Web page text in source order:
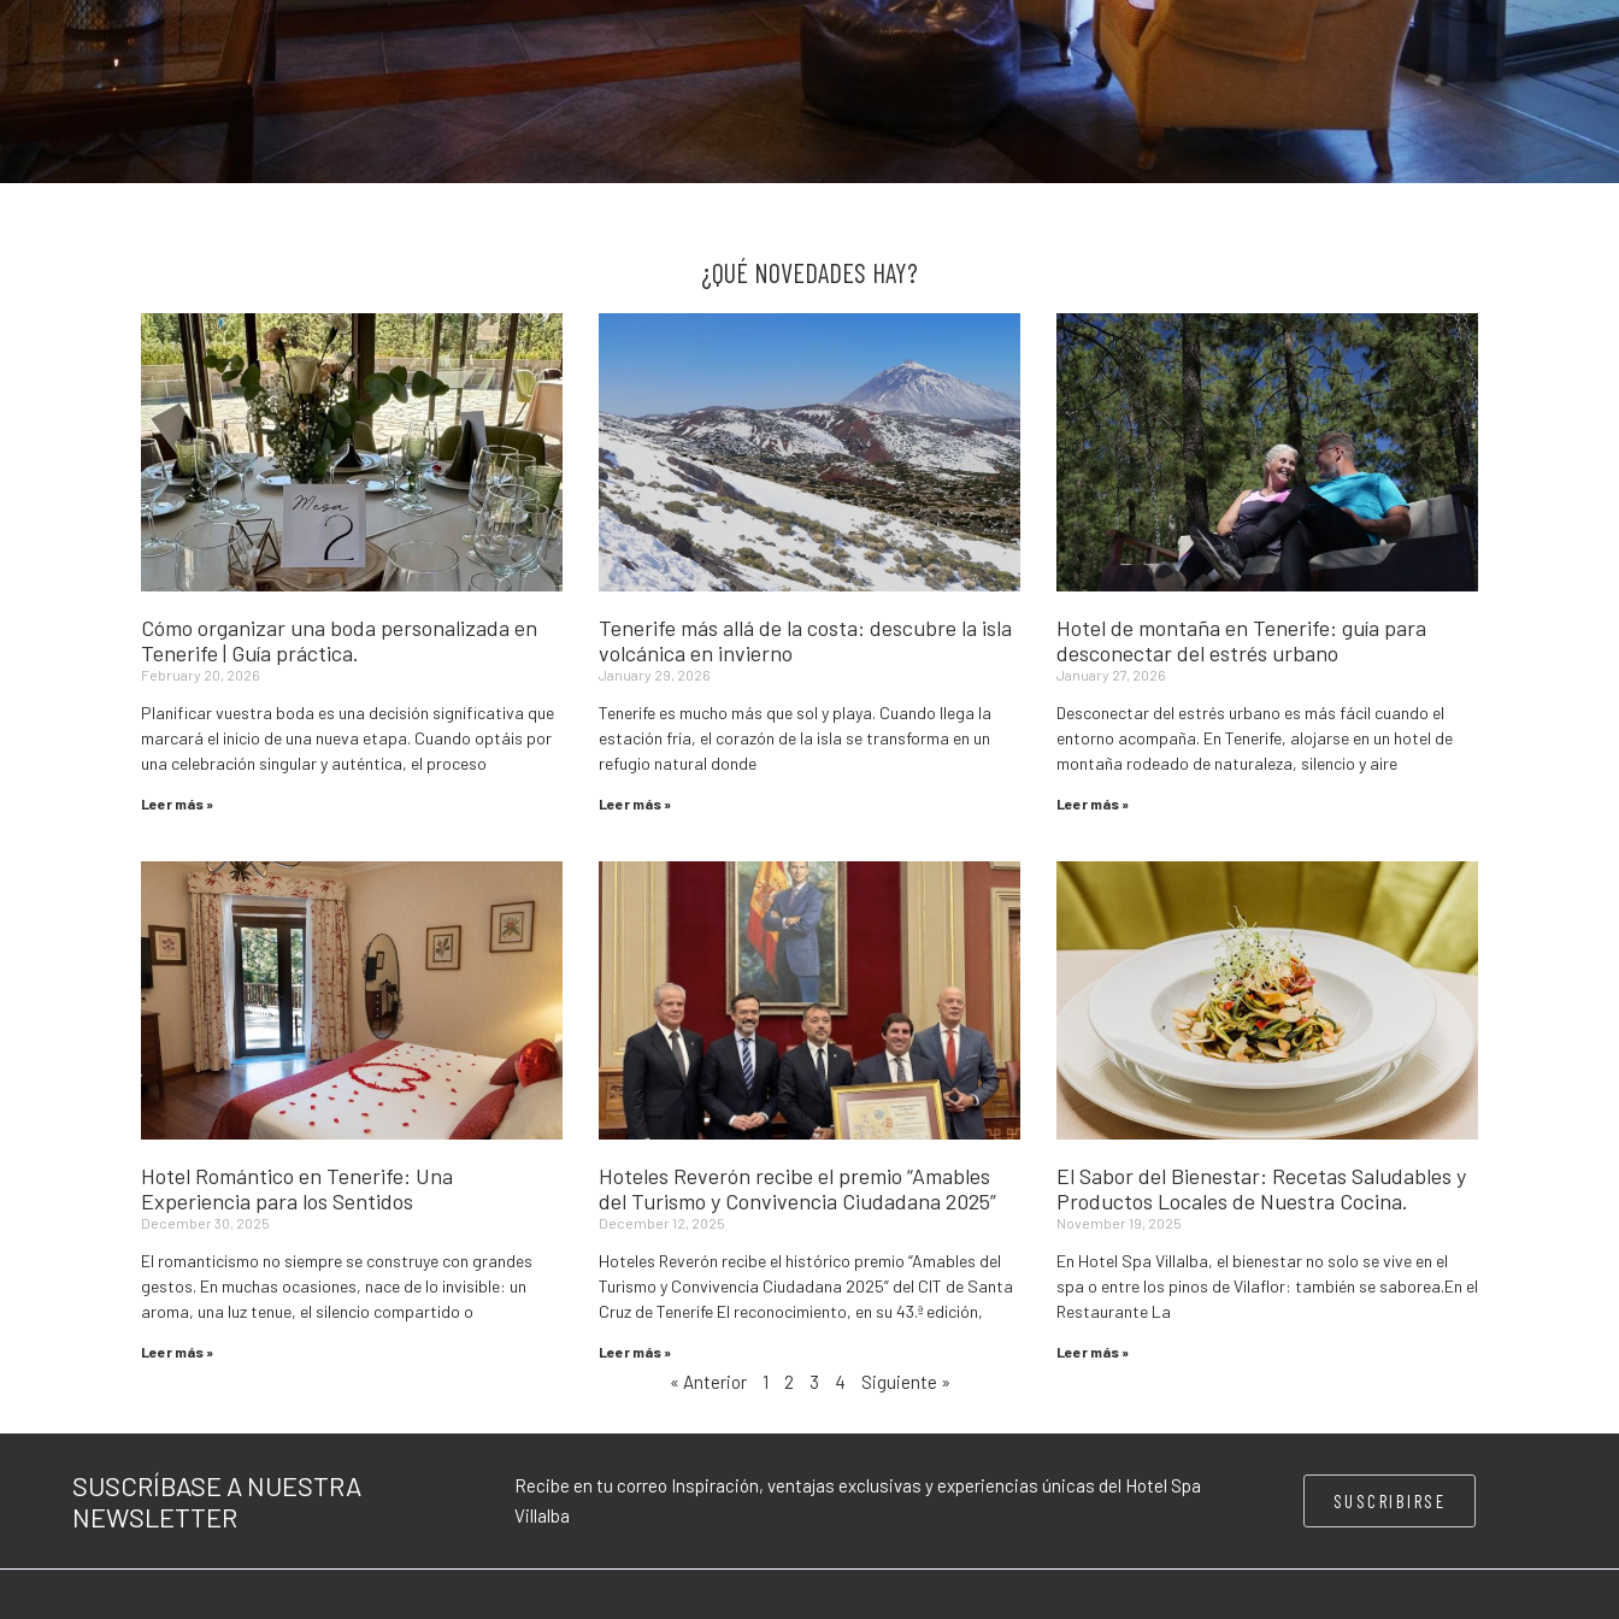
¿QUÉ NOVEDADES HAY?
Cómo organizar una boda personalizada en
Tenerife | Guía práctica.
February 20, 2026
Planificar vuestra boda es una decisión significativa que
marcará el inicio de una nueva etapa. Cuando optáis por
una celebración singular y auténtica, el proceso
Leer más »
Tenerife más allá de la costa: descubre la isla
volcánica en invierno
January 29, 2026
Tenerife es mucho más que sol y playa. Cuando llega la
estación fría, el corazón de la isla se transforma en un
refugio natural donde
Leer más »
Hotel de montaña en Tenerife: guía para
desconectar del estrés urbano
January 27, 2026
Desconectar del estrés urbano es más fácil cuando el
entorno acompaña. En Tenerife, alojarse en un hotel de
montaña rodeado de naturaleza, silencio y aire
Leer más »
Hotel Romántico en Tenerife: Una
Experiencia para los Sentidos
December 30, 2025
El romanticismo no siempre se construye con grandes
gestos. En muchas ocasiones, nace de lo invisible: un
aroma, una luz tenue, el silencio compartido o
Leer más »
Hoteles Reverón recibe el premio “Amables
del Turismo y Convivencia Ciudadana 2025”
December 12, 2025
Hoteles Reverón recibe el histórico premio “Amables del
Turismo y Convivencia Ciudadana 2025” del CIT de Santa
Cruz de Tenerife El reconocimiento, en su 43.ª edición,
Leer más »
El Sabor del Bienestar: Recetas Saludables y
Productos Locales de Nuestra Cocina.
November 19, 2025
En Hotel Spa Villalba, el bienestar no solo se vive en el
spa o entre los pinos de Vilaflor: también se saborea.En el
Restaurante La
Leer más »
« Anterior 1 2 3 4 Siguiente »
SUSCRÍBASE A NUESTRA
NEWSLETTER
Recibe en tu correo Inspiración, ventajas exclusivas y experiencias únicas del Hotel Spa
Villalba
SUSCRIBIRSE